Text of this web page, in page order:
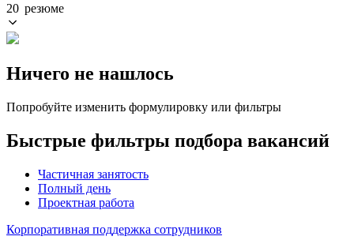
20 резюме
Ничего не нашлось
Попробуйте изменить формулировку или фильтры
Быстрые фильтры подбора вакансий
Частичная занятость
Полный день
Проектная работа
Корпоративная поддержка сотрудников